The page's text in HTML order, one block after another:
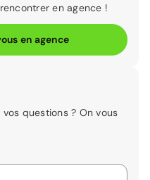
en agence !
en agence
questions ? On vous